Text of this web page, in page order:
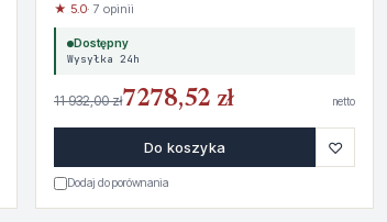
★ 5.0· 7 opinii
Dostępny
Wysyłka 24h
11 932,00 zł7278,52 zł netto
Do koszyka ♡
Dodaj do porównania